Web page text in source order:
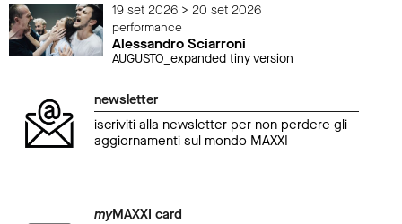
19 set 2026 > 20 set 2026
performance
Alessandro Sciarroni
AUGUSTO_expanded tiny version
newsletter
iscriviti alla newsletter per non perdere gli
aggiornamenti sul mondo MAXXI
myMAXXI card